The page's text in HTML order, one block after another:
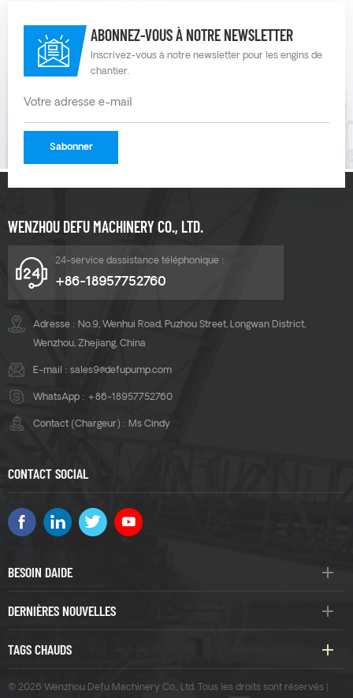
ABONNEZ-VOUS À NOTRE NEWSLETTER
Inscrivez-vous à notre newsletter pour les engins de
chantier.
WENZHOU DEFU MACHINERY CO., LTD.
24-service dassistance téléphonique :
+86-18957752760
Adresse : No.9, Wenhui Road, Puzhou Street, Longwan District,
Wenzhou, Zhejiang, China
E-mail : sales9@defupump.com
WhatsApp : +86-18957752760
Contact (Chargeur) : Ms Cindy
CONTACT SOCIAL
BESOIN DAIDE
DERNIÈRES NOUVELLES
TAGS CHAUDS
© 2026 Wenzhou Defu Machinery Co., Ltd. Tous les droits sont réservés |